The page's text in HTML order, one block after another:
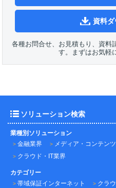
資料
各種お問合せ、お見積もり、資料
す。まずはお気軽
ソリューション検索
業種別ソリューション
金融業界
メディア・コンテン
クラウド・IT業界
カテゴリー
帯域保証インターネット
クラ